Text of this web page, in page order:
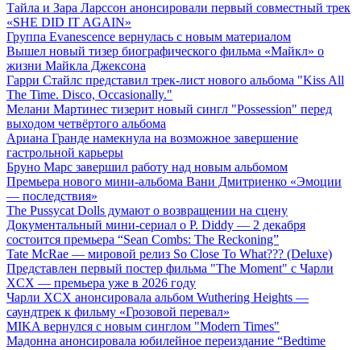
Тайла и Зара Ларссон анонсировали первый совместный трек
«SHE DID IT AGAIN»
Группа Evanescence вернулась с новым материалом
Вышел новый тизер биографического фильма «Майкл» о
жизни Майкла Джексона
Гарри Стайлс представил трек-лист нового альбома "Kiss All
The Time. Disco, Occasionally."
Мелани Мартинес тизерит новый сингл "Possession" перед
выходом четвёртого альбома
Ариана Гранде намекнула на возможное завершение
гастрольной карьеры
Бруно Марс завершил работу над новым альбомом
Премьера нового мини-альбома Вани Дмитриенко «Эмоции
— последствия»
The Pussycat Dolls думают о возвращении на сцену
Документальный мини-сериал о P. Diddy — 2 декабря
состоится премьера “Sean Combs: The Reckoning”
Tate McRae — мировой релиз So Close To What??? (Deluxe)
Представлен первый постер фильма "The Moment" с Чарли
XCX — премьера уже в 2026 году
Чарли XCX анонсировала альбом Wuthering Heights —
саундтрек к фильму «Грозовой перевал»
MIKA вернулся с новым синглом "Modern Times"
Мадонна анонсировала юбилейное переиздание “Bedtime